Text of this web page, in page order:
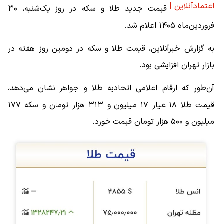
اعتمادآنلاین |
قیمت جدید طلا و سکه در روز یک‌شنبه، ۳۰
فروردین‌ماه ۱۴۰۵ اعلام شد.
به گزارش خبرآنلاین، قیمت طلا و سکه در دومین روز هفته در
بازار تهران افزایشی بود.
آن‌طور که ارقام اعلامی اتحادیه طلا و جواهر نشان می‌دهد،
قیمت طلا ۱۸ عیار ۱۷ میلیون و ۳۱۳ هزار تومان و سکه ۱۷۷
میلیون و ۵۰۰ هزار تومان قیمت خورد.